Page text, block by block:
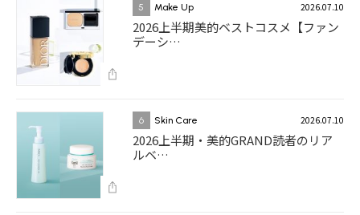
5 Make Up 2026.07.10
2026上半期美的ベストコスメ【ファン
デーシ…
6 Skin Care 2026.07.10
2026上半期・美的GRAND読者のリア
ルベ…